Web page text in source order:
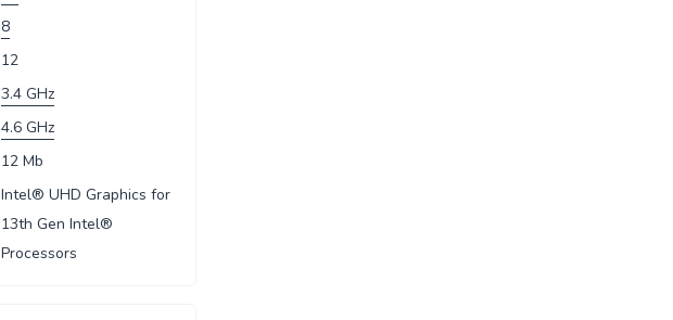
8
12
3.4 GHz
4.6 GHz
12 Mb
Intel® UHD Graphics for
13th Gen Intel®
Processors